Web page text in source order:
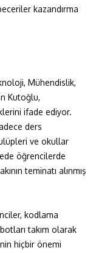
kazandırma
Mühendislik,
Kutoğlu,
ifade ediyor.
ders
ve okullar
öğrencilerde
teminatı alınmış
kodlama
takım olarak
hiçbir önemi